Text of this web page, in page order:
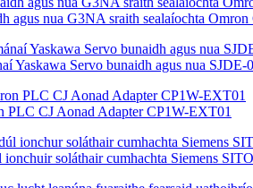
agus nua G3NA sraith sealaíochta
Yaskawa Servo bunaidh agus nua
PLC CJ Aonad Adapter CP1W-EXT01
soláthair cumhachta Siemens